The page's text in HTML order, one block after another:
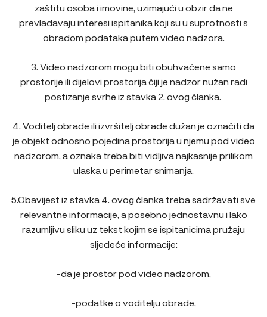
zaštitu osoba i imovine, uzimajući u obzir da ne
prevladavaju interesi ispitanika koji su u suprotnosti s
obradom podataka putem video nadzora.
3. Video nadzorom mogu biti obuhvaćene samo
prostorije ili dijelovi prostorija čiji je nadzor nužan radi
postizanje svrhe iz stavka 2. ovog članka.
4. Voditelj obrade ili izvršitelj obrade dužan je označiti da
je objekt odnosno pojedina prostorija u njemu pod video
nadzorom, a oznaka treba biti vidljiva najkasnije prilikom
ulaska u perimetar snimanja.
5.Obavijest iz stavka 4. ovog članka treba sadržavati sve
relevantne informacije, a posebno jednostavnu i lako
razumljivu sliku uz tekst kojim se ispitanicima pružaju
sljedeće informacije:
-da je prostor pod video nadzorom,
-podatke o voditelju obrade,